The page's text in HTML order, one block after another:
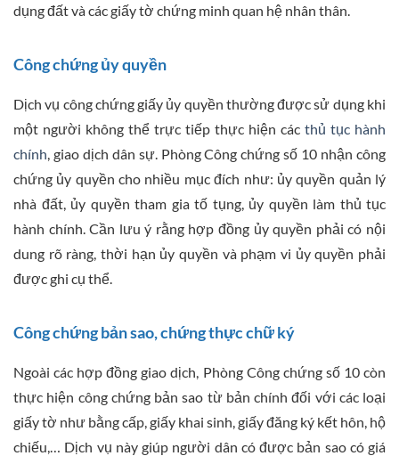
dụng đất và các giấy tờ chứng minh quan hệ nhân thân.
Công chứng ủy quyền
Dịch vụ công chứng giấy ủy quyền thường được sử dụng khi
một người không thể trực tiếp thực hiện các thủ tục hành
chính, giao dịch dân sự. Phòng Công chứng số 10 nhận công
chứng ủy quyền cho nhiều mục đích như: ủy quyền quản lý
nhà đất, ủy quyền tham gia tố tụng, ủy quyền làm thủ tục
hành chính. Cần lưu ý rằng hợp đồng ủy quyền phải có nội
dung rõ ràng, thời hạn ủy quyền và phạm vi ủy quyền phải
được ghi cụ thể.
Công chứng bản sao, chứng thực chữ ký
Ngoài các hợp đồng giao dịch, Phòng Công chứng số 10 còn
thực hiện công chứng bản sao từ bản chính đối với các loại
giấy tờ như bằng cấp, giấy khai sinh, giấy đăng ký kết hôn, hộ
chiếu,… Dịch vụ này giúp người dân có được bản sao có giá